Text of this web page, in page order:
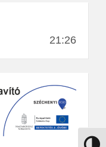
21:26